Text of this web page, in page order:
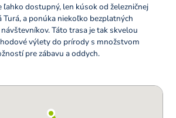
ľahko dostupný, len kúsok od železničnej
Turá, a ponúka niekoľko bezplatných
Táto trasa je tak skvelou
výlety do prírody s množstvom
pre zábavu a oddych.